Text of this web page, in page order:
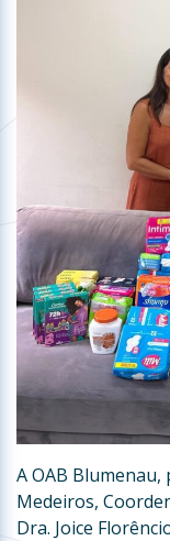
A OAB
Medeiros,
Dra. Joice